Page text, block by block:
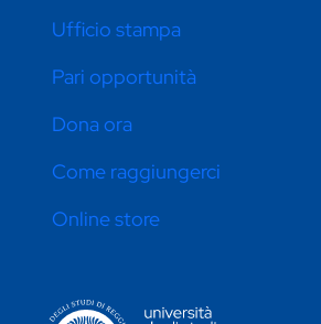
CONTATTI ATENEO
Ufficio stampa
Pari opportunità
Dona ora
Come raggiungerci
Online store